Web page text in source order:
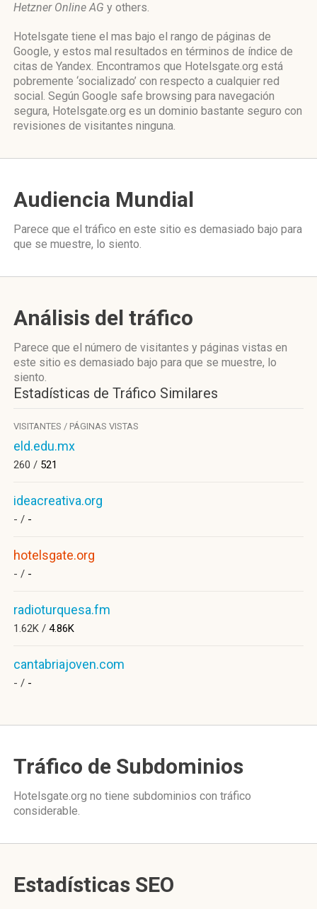
Hetzner Online AG y others.
Hotelsgate tiene el mas bajo el rango de páginas de
Google, y estos mal resultados en términos de índice de
citas de Yandex. Encontramos que Hotelsgate.org está
pobremente ‘socializado’ con respecto a cualquier red
social. Según Google safe browsing para navegación
segura, Hotelsgate.org es un dominio bastante seguro con
revisiones de visitantes ninguna.
Audiencia Mundial
Parece que el tráfico en este sitio es demasiado bajo para
que se muestre, lo siento.
Análisis del tráfico
Parece que el número de visitantes y páginas vistas en
este sitio es demasiado bajo para que se muestre, lo
siento.
Estadísticas de Tráfico Similares
VISITANTES / PÁGINAS VISTAS
eld.edu.mx
260 / 521
ideacreativa.org
- / -
hotelsgate.org
- / -
radioturquesa.fm
1.62K / 4.86K
cantabriajoven.com
- / -
Tráfico de Subdominios
Hotelsgate.org no tiene subdominios con tráfico
considerable.
Estadísticas SEO